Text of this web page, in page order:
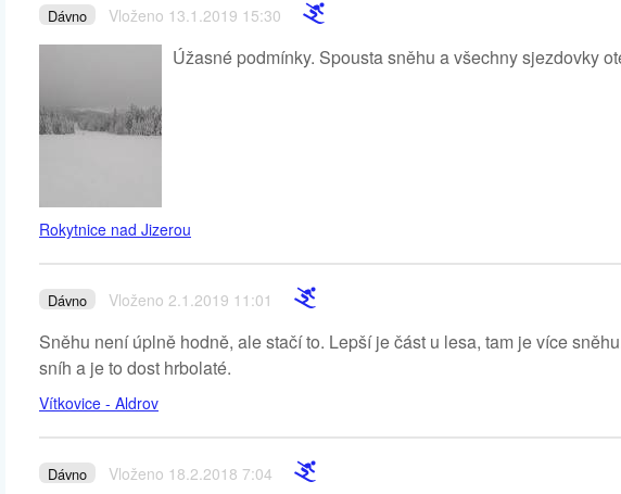
Dávno Vloženo 13.1.2019 15:30
Úžasné podmínky. Spousta sněhu a všechny sjezdovky
Rokytnice nad Jizerou
Dávno Vloženo 2.1.2019 11:01
Sněhu není úplně hodně, ale stačí to. Lepší je část u lesa, tam je více
sníh a je to dost hrbolaté.
Vítkovice - Aldrov
Dávno Vloženo 18.2.2018 7:04